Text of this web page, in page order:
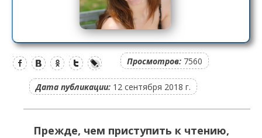
Просмотров: 7560
Дата публикации: 12 сентября 2018 г.
Прежде, чем приступить к чтению,